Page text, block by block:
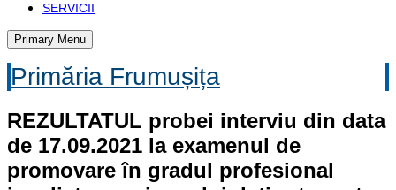
SERVICII
Primary Menu
Primăria Frumușița
REZULTATUL probei interviu din data
de 17.09.2021 la examenul de
promovare în gradul profesional